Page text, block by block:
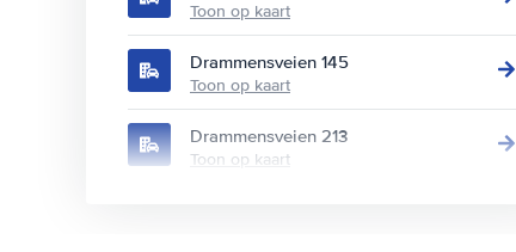
Toon op kaart
Drammensveien 145
Toon op kaart
Drammensveien 213
Toon op kaart